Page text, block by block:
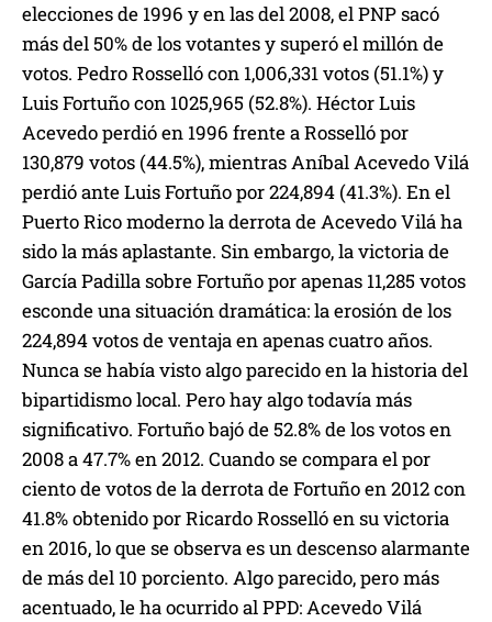
elecciones de 1996 y en las del 2008, el PNP sacó
más del 50% de los votantes y superó el millón de
votos. Pedro Rosselló con 1,006,331 votos (51.1%) y
Luis Fortuño con 1025,965 (52.8%). Héctor Luis
Acevedo perdió en 1996 frente a Rosselló por
130,879 votos (44.5%), mientras Aníbal Acevedo Vilá
perdió ante Luis Fortuño por 224,894 (41.3%). En el
Puerto Rico moderno la derrota de Acevedo Vilá ha
sido la más aplastante. Sin embargo, la victoria de
García Padilla sobre Fortuño por apenas 11,285 votos
esconde una situación dramática: la erosión de los
224,894 votos de ventaja en apenas cuatro años.
Nunca se había visto algo parecido en la historia del
bipartidismo local. Pero hay algo todavía más
significativo. Fortuño bajó de 52.8% de los votos en
2008 a 47.7% en 2012. Cuando se compara el por
ciento de votos de la derrota de Fortuño en 2012 con
41.8% obtenido por Ricardo Rosselló en su victoria
en 2016, lo que se observa es un descenso alarmante
de más del 10 porciento. Algo parecido, pero más
acentuado, le ha ocurrido al PPD: Acevedo Vilá